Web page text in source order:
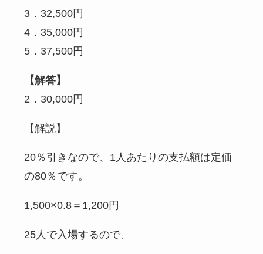
3．32,500円
4．35,000円
5．37,500円
【解答】
2．30,000円
【解説】
20％引きなので、1人あたりの支払額は定価
の80％です。
1,500×0.8＝1,200円
25人で入場するので、